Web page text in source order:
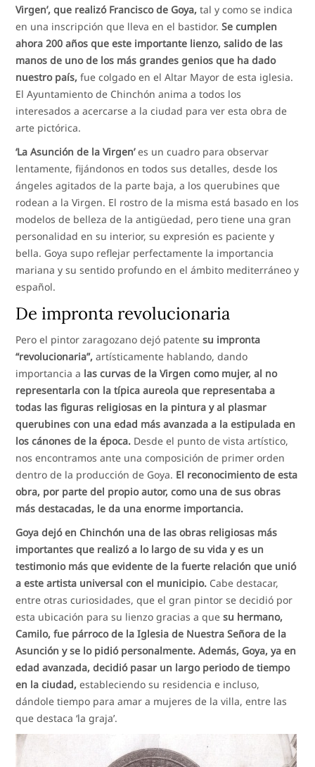
Virgen’, que realizó Francisco de Goya, tal y como se indica
en una inscripción que lleva en el bastidor.Se cumplen
ahora 200 años que este importante lienzo, salido de las
manos de uno de los más grandes genios que ha dado
nuestro país, fue colgado en el Altar Mayor de esta iglesia.
El Ayuntamiento de Chinchón anima a todos los
interesados a acercarse a la ciudad para ver esta obra de
arte pictórica.
‘La Asunción de la Virgen’es un cuadro para observar
lentamente, fijándonos en todos sus detalles, desde los
ángeles agitados de la parte baja, a los querubines que
rodean a la Virgen. El rostro de la misma está basado en los
modelos de belleza de la antigüedad, pero tiene una gran
personalidad en su interior, su expresión es paciente y
bella. Goya supo reflejar perfectamente la importancia
mariana y su sentido profundo en el ámbito mediterráneo y
español.
De impronta revolucionaria
Pero el pintor zaragozano dejó patentesu impronta
“revolucionaria”, artísticamente hablando, dando
importancia a las curvas de la Virgen como mujer, al no
representarla con la típica aureola que representaba a
todas las figuras religiosas en la pintura y al plasmar
querubines con una edad más avanzada a la estipulada en
los cánones de la época. Desde el punto de vista artístico,
nos encontramos ante una composición de primer orden
dentro de la producción de Goya. El reconocimiento de esta
obra, por parte del propio autor, como una de sus obras
más destacadas, le da una enorme importancia.
Goya dejó en Chinchón una de las obras religiosas más
importantes que realizó a lo largo de su vida y es un
testimonio más que evidente de la fuerte relación que unió
a este artista universal con el municipio. Cabe destacar,
entre otras curiosidades, que el gran pintor se decidió por
esta ubicación para su lienzo gracias a quesu hermano,
Camilo, fue párroco de la Iglesia de Nuestra Señora de la
Asunción y se lo pidió personalmente. Además, Goya, ya en
edad avanzada, decidió pasar un largo periodo de tiempo
en la ciudad, estableciendo su residencia e incluso,
dándole tiempo para amar a mujeres de la villa, entre las
que destaca ‘la graja’.